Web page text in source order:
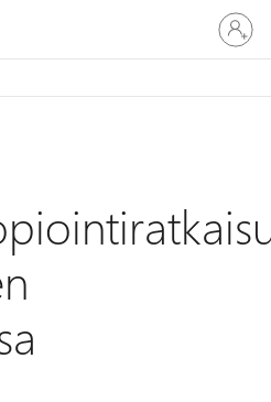
Kirjaudu
sisään
tilille